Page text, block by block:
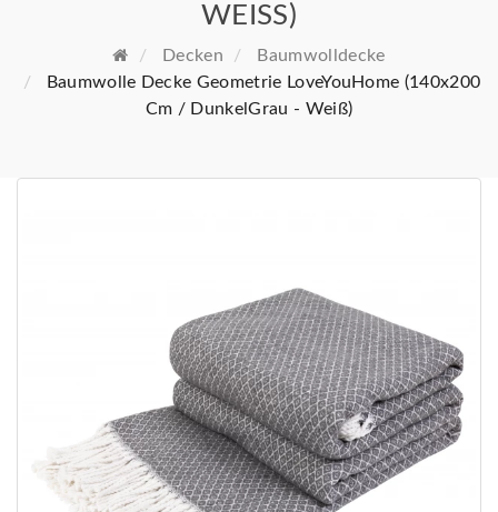
WEISS)
Decken
Baumwolldecke
Baumwolle Decke Geometrie LoveYouHome (140x200
Cm / DunkelGrau - Weiß)